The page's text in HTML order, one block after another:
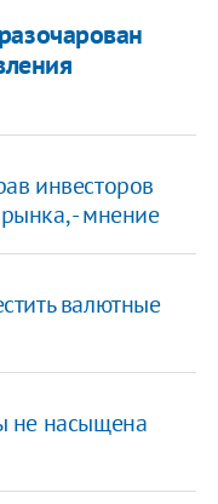
инвесторов
- мнение
валютные
не насыщена